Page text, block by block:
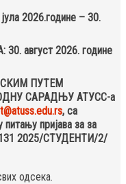
2026.године – 30.
август 2026. године
ПУТЕМ
САРАДЊУ АТУСС-а
, са
пријава за за
2025/СТУДЕНТИ/2/
одсека.